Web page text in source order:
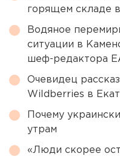
горящем складе
Водяное
ситуации в
шеф-редактора
Очевидец
Wildberries в
Почему
утрам
«Люди скорее